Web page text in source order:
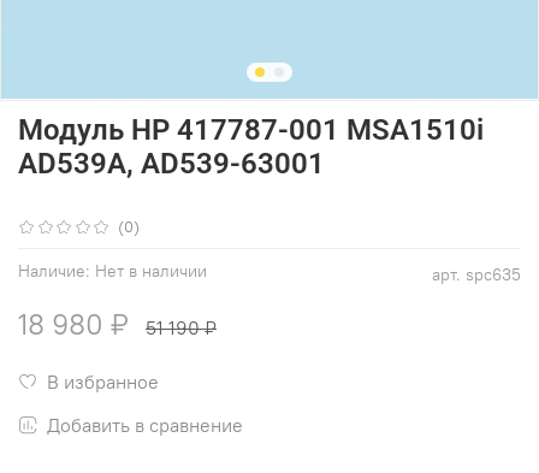
(0)
арт. spc635
Наличие: Нет в наличии
Модуль HP 417787-001 MSA1510i
AD539A, AD539-63001
18 980 ₽ 51 190 ₽
В избранное
Добавить в сравнение